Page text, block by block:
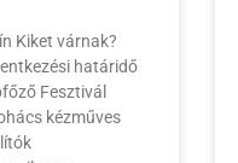
Kiket várnak?
határidő
Fesztivál
kézműves